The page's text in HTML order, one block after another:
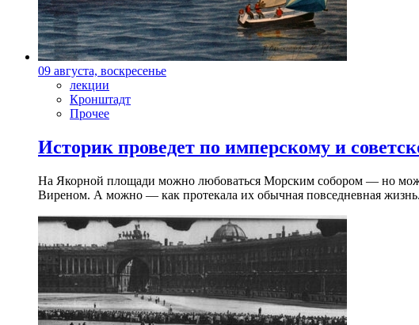
09 августа, воскресенье
лекции
Кронштадт
Прочее
Историк проведет по имперскому и
На Якорной площади можно любоваться Морским собором — но
Виреном. А можно — как протекала их обычная повседневная